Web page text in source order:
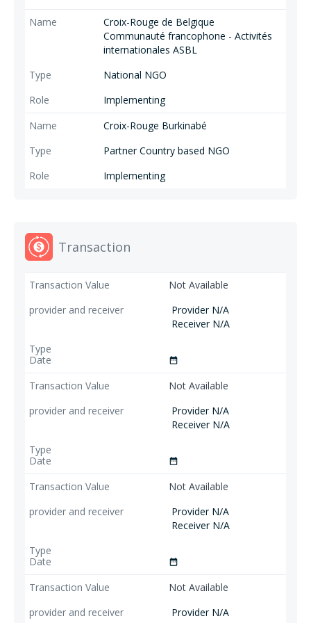
Croix-Rouge de Belgique
Communauté francophone - Activités
internationales ASBL
National NGO
Implementing
Croix-Rouge Burkinabé
Partner Country based NGO
Implementing
Transaction
Not Available
Provider N/A
Receiver N/A
date_range
Not Available
Provider N/A
Receiver N/A
date_range
Not Available
Provider N/A
Receiver N/A
date_range
Not Available
Provider N/A